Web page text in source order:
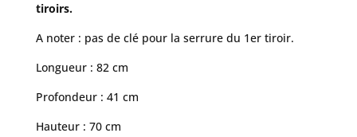
tiroirs.
A noter : pas de clé pour la serrure du 1er tiroir.
Longueur : 82 cm
Profondeur : 41 cm
Hauteur : 70 cm